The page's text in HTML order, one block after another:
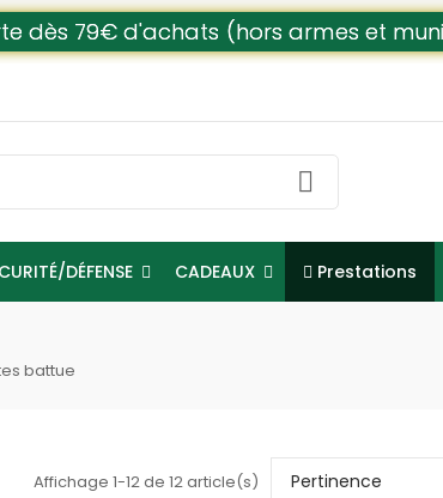
dès 79€ d'achats (hors armes et
DÉFENSE CADEAUX Prestations
battue
Affichage 1-12 de 12 article(s)